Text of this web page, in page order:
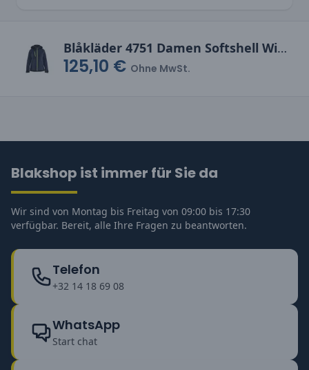
Blåkläder 4751 Damen Softshell Winterjacke
125,10 € Ohne MwSt.
Blakshop ist immer für Sie da
Wir sind von Montag bis Freitag von 09:00 bis 17:30
verfügbar. Bereit, alle Ihre Fragen zu beantworten.
Telefon
+32 14 18 69 08
WhatsApp
Start chat